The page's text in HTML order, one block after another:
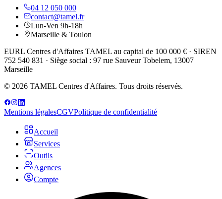
04 12 050 000
contact@tamel.fr
Lun-Ven 9h-18h
Marseille & Toulon
EURL Centres d'Affaires TAMEL au capital de 100 000 € · SIREN
752 540 831 · Siège social : 97 rue Sauveur Tobelem, 13007
Marseille
© 2026 TAMEL Centres d'Affaires. Tous droits réservés.
Mentions légalesCGVPolitique de confidentialité
Accueil
Services
Outils
Agences
Compte